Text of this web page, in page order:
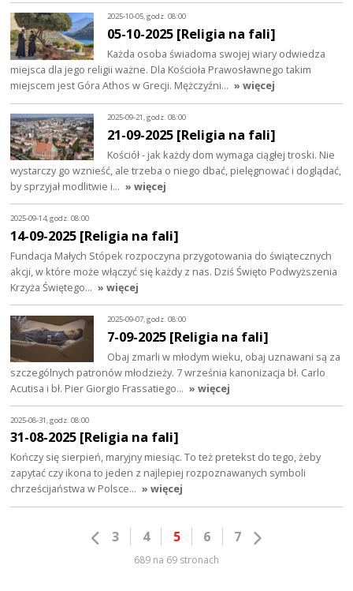
2025-10-05, godz. 08:00
05-10-2025 [Religia na fali]
Każda osoba świadoma swojej wiary odwiedza
miejsca dla jego religii ważne. Dla Kościoła Prawosławnego takim
miejscem jest Góra Athos w Grecji. Mężczyźni… » więcej
2025-09-21, godz. 08:00
21-09-2025 [Religia na fali]
Kościół - jak każdy dom wymaga ciągłej troski. Nie
wystarczy go wznieść, ale trzeba o niego dbać, pielęgnować i doglądać,
by sprzyjał modlitwie i… » więcej
2025-09-14, godz. 08:00
14-09-2025 [Religia na fali]
Fundacja Małych Stópek rozpoczyna przygotowania do świątecznych
akcji, w które może włączyć się każdy z nas. Dziś Święto Podwyższenia
Krzyża Świętego… » więcej
2025-09-07, godz. 08:00
7-09-2025 [Religia na fali]
Obaj zmarli w młodym wieku, obaj uznawani są za
szczególnych patronów młodzieży. 7 września kanonizacja bł. Carlo
Acutisa i bł. Pier Giorgio Frassatiego… » więcej
2025-08-31, godz. 08:00
31-08-2025 [Religia na fali]
Kończy się sierpień, maryjny miesiąc. To też pretekst do tego, żeby
zapytać czy ikona to jeden z najlepiej rozpoznawanych symboli
chrześcijaństwa w Polsce… » więcej
3 4 5 6 7
689 na 69 stronach